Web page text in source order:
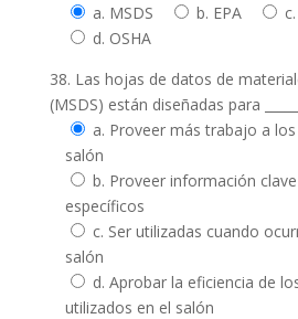
a. MSDS
b. EPA
d. OSHA
38. Las hojas de datos de
(MSDS) están diseñadas para
a. Proveer más trabajo a
salón
b. Proveer información
específicos
c. Ser utilizadas cuando
salón
d. Aprobar la eficiencia de
utilizados en el salón